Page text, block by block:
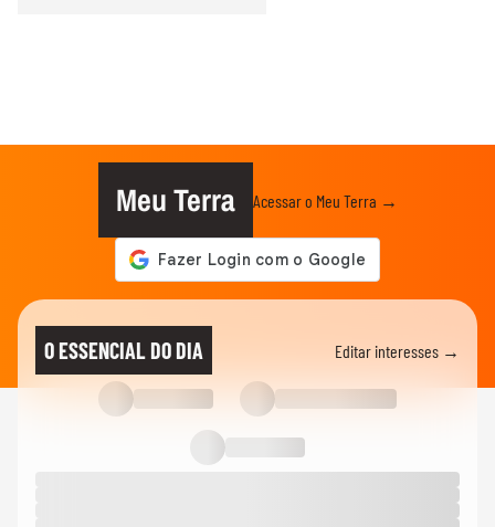
Meu Terra Acessar o Meu Terra →
O ESSENCIAL DO DIA Editar interesses →